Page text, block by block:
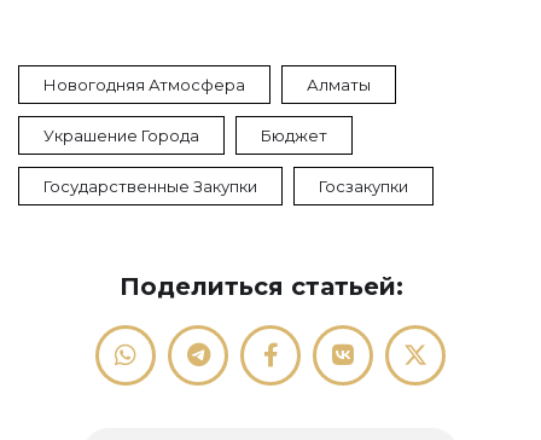
Новогодняя Атмосфера Алматы
Украшение Города Бюджет
Государственные Закупки Госзакупки
Поделиться статьей: